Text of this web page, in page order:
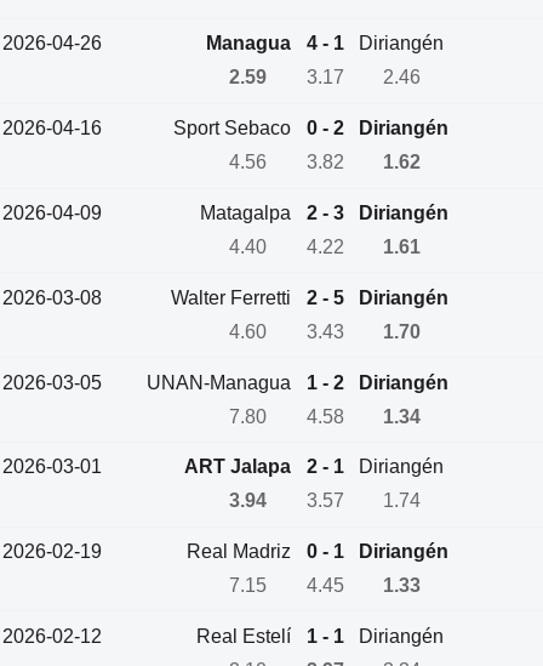
2026-04-26 Managua 4 - 1
Diriangén
2.59
3.17 2.46
2026-04-16 Sport Sebaco 0 - 2
Diriangén
4.56
3.82 1.62
2026-04-09 Matagalpa 2 - 3
Diriangén
4.40
4.22 1.61
2026-03-08 Walter Ferretti 2 - 5
Diriangén
4.60
3.43 1.70
2026-03-05 UNAN-Managua 1 - 2
Diriangén
7.80
4.58 1.34
2026-03-01 ART Jalapa 2 - 1
Diriangén
3.94
3.57 1.74
2026-02-19 Real Madriz 0 - 1
Diriangén
7.15
4.45 1.33
2026-02-12 Real Estelí 1 - 1
Diriangén